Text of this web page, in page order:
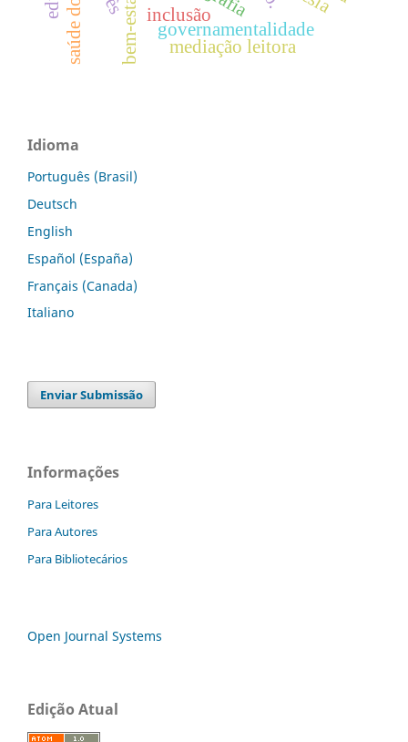
governamentalidade
inclusão
bem-estar mediação leitora
Idioma
Português (Brasil)
Deutsch
English
Español (España)
Français (Canada)
Italiano
Enviar Submissão
Informações
Para Leitores
Para Autores
Para Bibliotecários
Open Journal Systems
Edição Atual